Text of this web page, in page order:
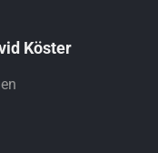
Köster